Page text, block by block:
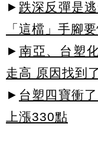
► 跌深反彈是
「這檔」手腳
► 南亞、台塑
走高 原因找到了
► 台塑四寶衝
上漲330點